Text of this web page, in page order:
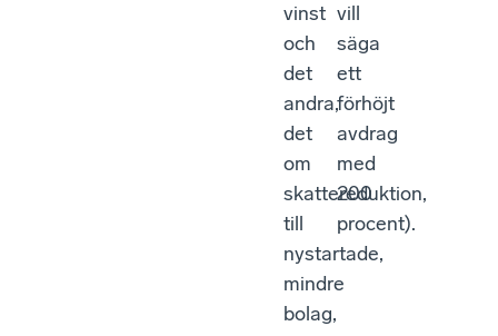
vinst
och
det
andra,
det
om
skattereduktion,
till
nystartade,
mindre
bolag,
vill
säga
ett
förhöjt
avdrag
med
200
procent).